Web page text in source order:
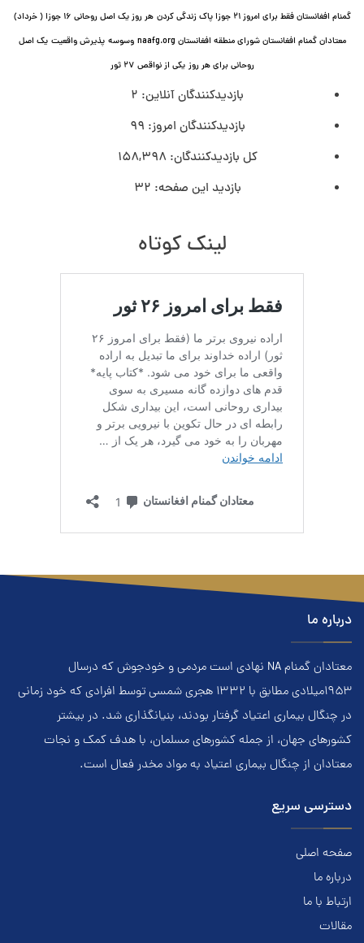
گمنام افغانستان فقط برای امروز ۲۱ جوزا پاک زندگی کردن
هر روز یک اصل روحانی ۱۶ جوزا ( خرداد)
معتادان گمنام افغانستان شورای منطقه افغانستان naafg.org
وسوسه پذيرش واقعیت یک اصل
روحانی برای هر روز یکی از نواقص ۲۷ ثور
بازدیدکنندگان آنلاین: 2
بازدیدکنندگان امروز: 99
کل بازدیدکنند‌گان: 158,398
بازدید این صفحه: 32
لینک کوتاه
درباره ما
معتادان گمنام NA نهادي است مردمي و خودجوش که درسال
۱۹۵۳ميلادي مطابق با ۱۳۳۲ هجري‌ شمسي توسط افرادي که خود زماني
در چنگال بیماری اعتياد گرفتار بودند، بنيانگذاري شد. در بيشتر
کشور‌هاي جهان، از جمله کشور‌هاي مسلمان، با هدف کمک و نجات
معتادان از چنگال بیماری اعتياد به مواد مخدر فعال است.
دسترسی سریع
صفحه اصلی
درباره ما
ارتباط با ما
مقالات